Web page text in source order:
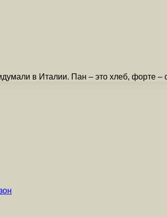
в Италии. Пан – это хлеб, форте